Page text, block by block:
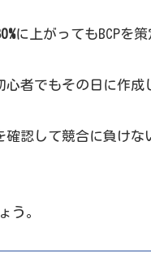
に上がってもBCPを
者でもその日に作成
確認して競合に負け
う。